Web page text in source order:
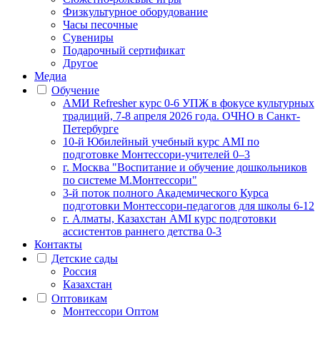
Физкультурное оборудование
Часы песочные
Сувениры
Подарочный сертификат
Другое
Медиа
Обучение
АМИ Refresher курс 0-6 УПЖ в фокусе культурных
традиций, 7-8 апреля 2026 года. ОЧНО в Санкт-
Петербурге
10-й Юбилейный учебный курс AMI по
подготовке Монтессори-учителей 0–3
г. Москва "Воспитание и обучение дошкольников
по системе М.Монтессори"
3-й поток полного Академического Курса
подготовки Монтессори-педагогов для школы 6-12
г. Алматы, Казахстан AMI курс подготовки
ассистентов раннего детства 0-3
Контакты
Детские сады
Россия
Казахстан
Оптовикам
Монтессори Оптом